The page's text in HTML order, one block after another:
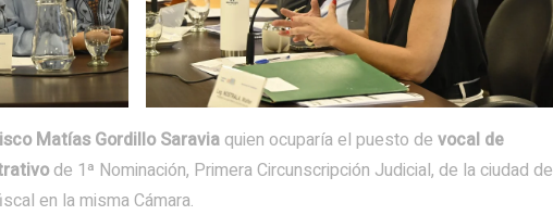
Matías Gordillo Saraviaquien ocuparía el puesto de vocal de
de 1ª Nominación, Primera Circunscripción Judicial, de la ciudad de
en la misma Cámara.